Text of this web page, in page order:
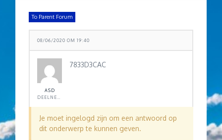
To Parent Forum
08/06/2020 OM 19:40
ASD
7833D3CAC
Je moet ingelogd zijn om een antwoord op
dit onderwerp te kunnen geven.